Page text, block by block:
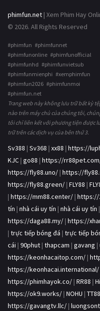
phimfun.net | Xem Phim Hay
© 2026. All Rights Reserved
#phimfun #phimfunnet
#phimfunonline #phimfunofficial
#phimfunhd #phimfunvietsub
#phimfunmienphi #xemphimfun
#phimfun2026 #phimfunmoi
#phimfun.net
Trang web này không lưu trữ bất kỳ
nào trên máy chủ của chúng tôi,
tôi chỉ liên kết với phương tiện được
trữ trên các dịch vụ của bên thứ 3.
Sv388 | Sv368 | xx88 | https://
KJC | go88 | https://
https://fly88.uno/ | https://
https://fly88.green/ | FLY88 |
| https://mm88.center/ | https://
tín | nhà cái uy tín | nhà cái uy tín |
https://daga88.my/ | https://
| trực tiếp bóng đá | trực tiếp
cái | 90phut | thapcam | gavang |
https://keonhacaitop.com/ |
https://keonhacai.international/
https://phimhayok.co/ | RR88 |
https://ok9.works/ | NOHU | TT88
https://gavangtv.llc/ |